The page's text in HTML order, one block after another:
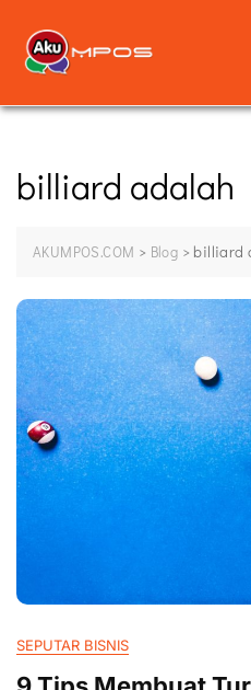
billiard adalah
AKUMPOS.COM > Blog > billiard
SEPUTAR BISNIS